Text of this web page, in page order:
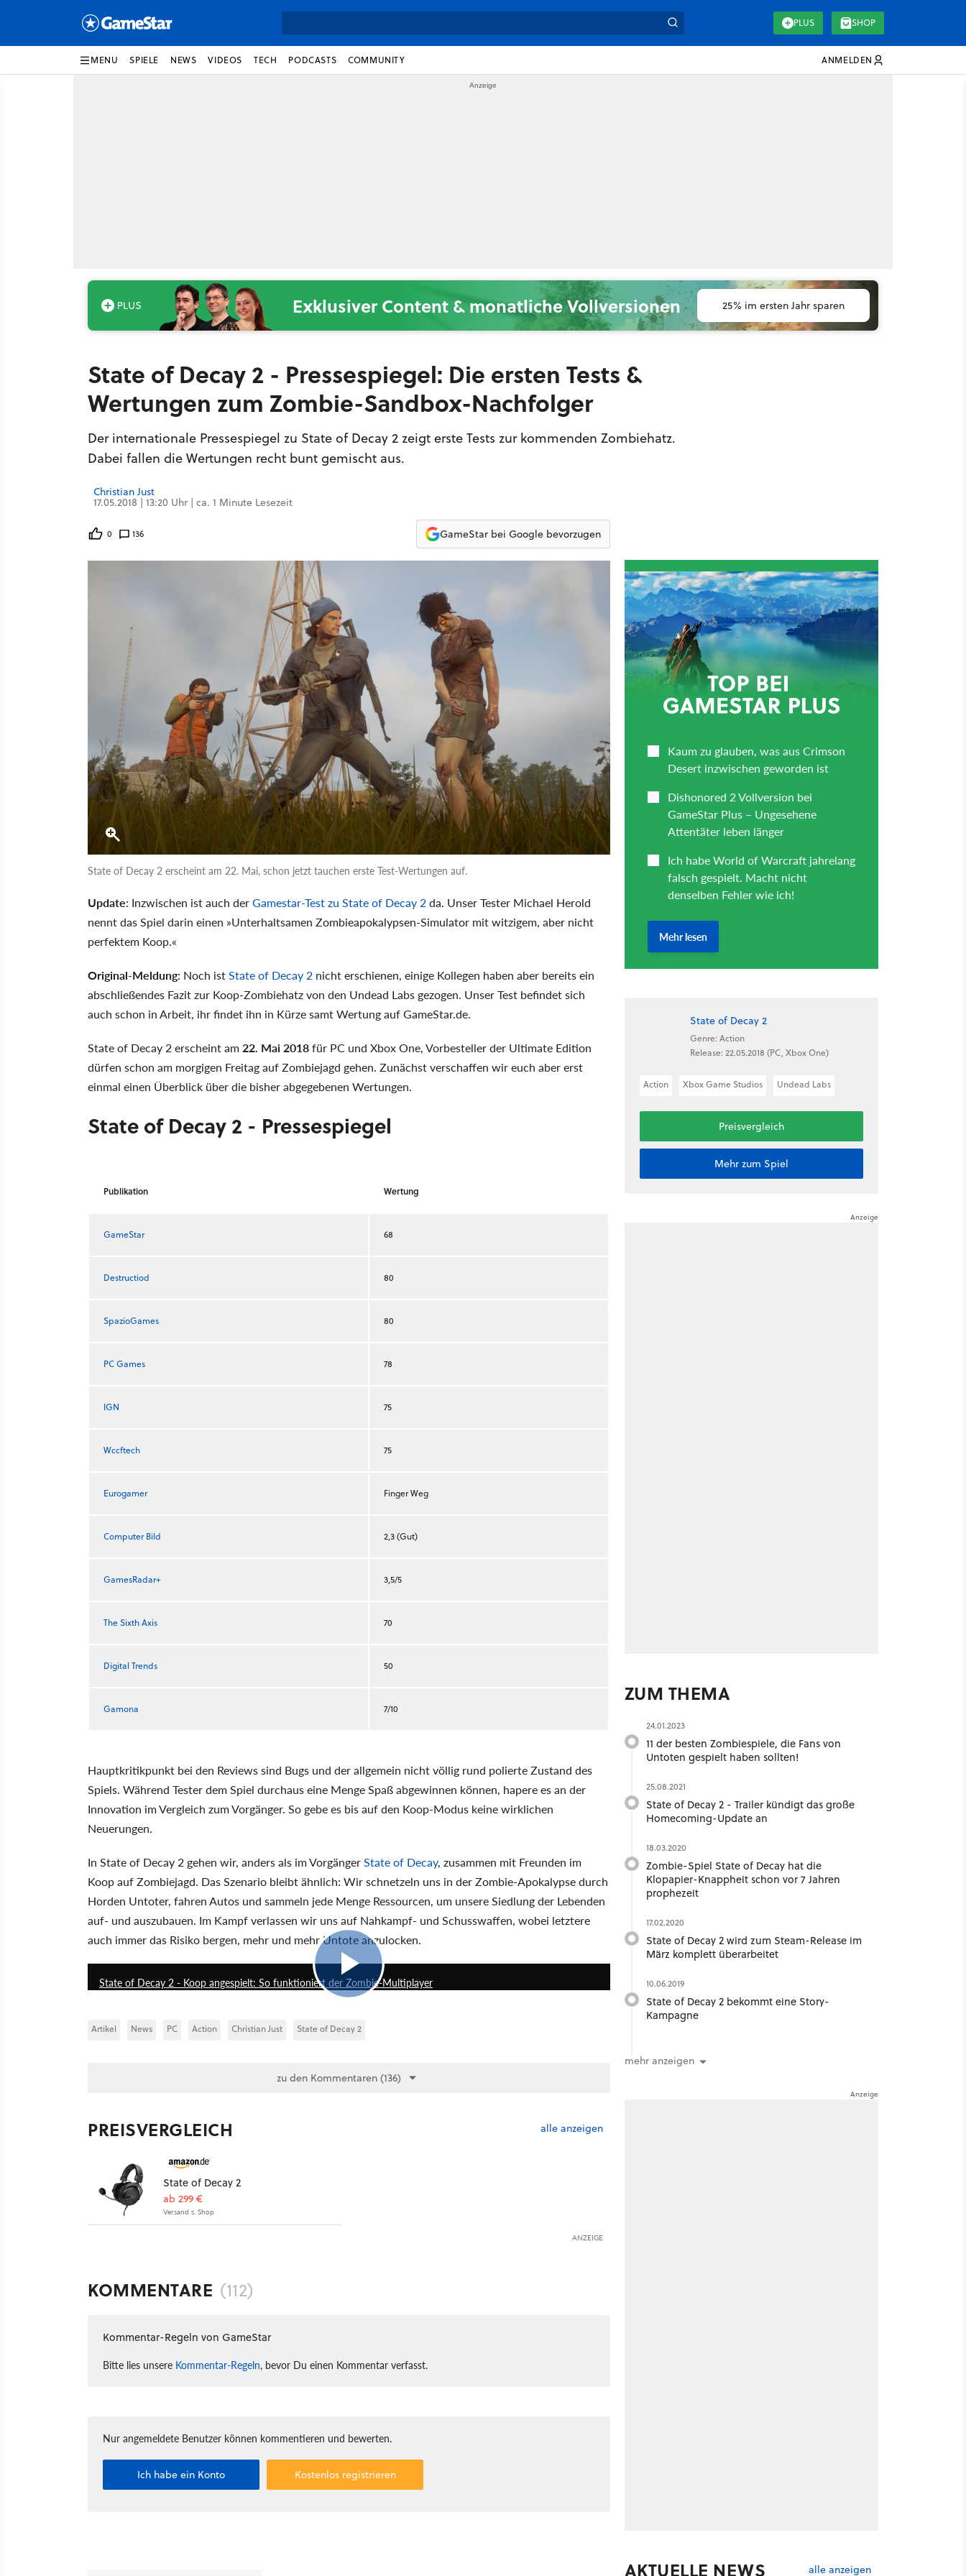
PLUS SHOP
MENU SPIELE NEWS VIDEOS TECH PODCASTS COMMUNITY ANMELDEN
Exklusiver Content & monatliche Vollversionen 25% im ersten Jahr sparen
State of Decay 2 - Pressespiegel: Die ersten Tests &
Wertungen zum Zombie-Sandbox-Nachfolger
Der internationale Pressespiegel zu State of Decay 2 zeigt erste Tests zur kommenden Zombiehatz.
Dabei fallen die Wertungen recht bunt gemischt aus.
Christian Just
17.05.2018 | 13:20 Uhr | ca. 1 Minute Lesezeit
0 136 GameStar bei Google bevorzugen
State of Decay 2 erscheint am 22. Mai, schon jetzt tauchen erste Test-Wertungen auf.
Update: Inzwischen ist auch derGamestar-Test zu State of Decay 2da. Unser Tester Michael Herold
nennt das Spiel darin einen »Unterhaltsamen Zombieapokalypsen-Simulator mit witzigem, aber nicht
perfektem Koop.«
Original-Meldung: Noch istState of Decay 2 nicht erschienen, einige Kollegen haben aber bereits ein
abschließendes Fazit zur Koop-Zombiehatz von den Undead Labs gezogen. Unser Test befindet sich
auch schon in Arbeit, ihr findet ihn in Kürze samt Wertung auf GameStar.de.
State of Decay 2 erscheint am22. Mai 2018für PC und Xbox One, Vorbesteller der Ultimate Edition
dürfen schon am morgigen Freitag auf Zombiejagd gehen. Zunächst verschaffen wir euch aber erst
einmal einen Überblick über die bisher abgegebenen Wertungen.
State of Decay 2 - Pressespiegel
Publikation Wertung
GameStar 68
Destructiod 80
SpazioGames 80
PC Games 78
IGN 75
Wccftech 75
Eurogamer Finger Weg
Computer Bild 2,3 (Gut)
GamesRadar+ 3,5/5
The Sixth Axis 70
Digital Trends 50
Gamona 7/10
Hauptkritikpunkt bei den Reviews sind Bugs und der allgemein nicht völlig rund polierte Zustand des
Spiels. Während Tester dem Spiel durchaus eine Menge Spaß abgewinnen können, hapere es an der
Innovation im Vergleich zum Vorgänger. So gebe es bis auf den Koop-Modus keine wirklichen
Neuerungen.
In State of Decay 2 gehen wir, anders als im VorgängerState of Decay, zusammen mit Freunden im
Koop auf Zombiejagd. Das Szenario bleibt ähnlich: Wir schnetzeln uns in der Zombie-Apokalypse durch
Horden Untoter, fahren Autos und sammeln jede Menge Ressourcen, um unsere Siedlung der Lebenden
auf- und auszubauen. Im Kampf verlassen wir uns auf Nahkampf- und Schusswaffen, wobei letztere
auch immer das Risiko bergen, mehr und mehr Untote anzulocken.
State of Decay 2 - Koop angespielt: So funktioniert der Zombie-Multiplayer
Artikel News PC Action Christian Just State of Decay 2
zu den Kommentaren (136)
PREISVERGLEICH alle anzeigen
State of Decay 2
ab 299 €
Versand s. Shop
ANZEIGE
KOMMENTARE (112)
Kommentar-Regeln von GameStar
Bitte lies unsere Kommentar-Regeln, bevor Du einen Kommentar verfasst.
Nur angemeldete Benutzer können kommentieren und bewerten.
Ich habe ein Konto Kostenlos registrieren
State of Decay 2
Genre: Action
Release: 22.05.2018 (PC, Xbox One)
Action Xbox Game Studios Undead Labs
Preisvergleich
Mehr zum Spiel
ZUM THEMA
24.01.2023
11 der besten Zombiespiele, die Fans von
Untoten gespielt haben sollten!
25.08.2021
State of Decay 2 - Trailer kündigt das große
Homecoming-Update an
18.03.2020
Zombie-Spiel State of Decay hat die
Klopapier-Knappheit schon vor 7 Jahren
prophezeit
17.02.2020
State of Decay 2 wird zum Steam-Release im
März komplett überarbeitet
10.06.2019
State of Decay 2 bekommt eine Story-
Kampagne
mehr anzeigen
AKTUELLE NEWS alle anzeigen